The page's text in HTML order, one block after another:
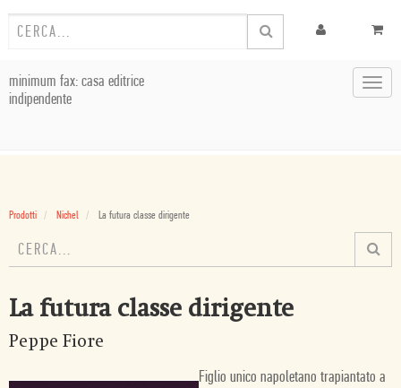
minimum fax: casa editrice
indipendente
Prodotti Nichel La futura classe dirigente
La futura classe dirigente
Peppe Fiore
Figlio unico napoletano trapiantato a